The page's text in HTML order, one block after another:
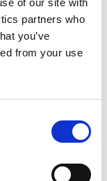
partners who
you’ve
from your use